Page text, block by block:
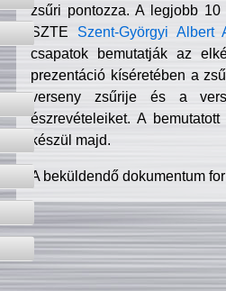
zsűri pontozza. A legjobb
SZTE Szent-Györgyi Albert
csapatok bemutatják az
prezentáció kíséretében a
verseny zsűrije és a
észrevételeiket. A
készül majd.
A beküldendő dokumentum